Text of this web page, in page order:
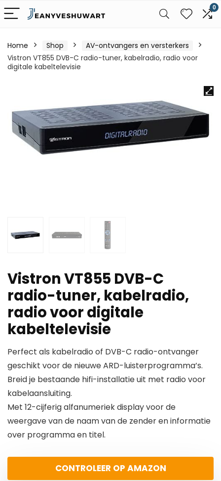
0
Home Shop
AV-ontvangers en versterkers
Vistron VT855 DVB-C radio-tuner, kabelradio, radio voor
digitale kabeltelevisie
Vistron VT855 DVB-C
radio-tuner, kabelradio,
radio voor digitale
kabeltelevisie
Perfect als kabelradio of DVB-C radio-ontvanger
geschikt voor de nieuwe ARD-luisterprogramma’s.
Breid je bestaande hifi-installatie uit met radio voor
kabelaansluiting.
Met 12-cijferig alfanumeriek display voor de
weergave van de naam van de zender en informatie
over programma en titel.
CONTROLEER OP AMAZON